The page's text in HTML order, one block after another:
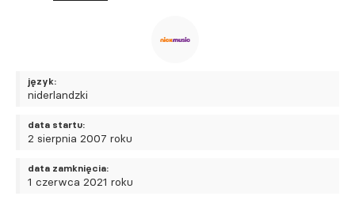
język:
niderlandzki
data startu:
2 sierpnia 2007 roku
data zamknięcia:
1 czerwca 2021 roku